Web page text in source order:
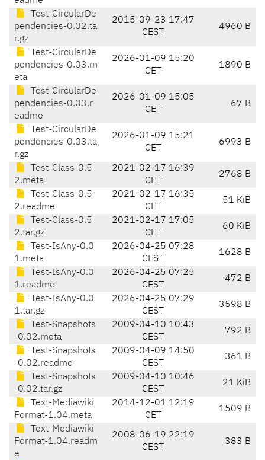
Test-CircularDe
pendencies-0.02.ta
r.gz
2015-09-23 17:47
CEST
4960 B
Test-CircularDe
pendencies-0.03.m
eta
2026-01-09 15:20
CET
1890 B
Test-CircularDe
pendencies-0.03.r
eadme
2026-01-09 15:05
CET
67 B
Test-CircularDe
pendencies-0.03.ta
r.gz
2026-01-09 15:21
CET
6993 B
Test-Class-0.5
2.meta
2021-02-17 16:39
CET
2768 B
Test-Class-0.5
2.readme
2021-02-17 16:35
CET
51 KiB
Test-Class-0.5
2.tar.gz
2021-02-17 17:05
CET
60 KiB
Test-IsAny-0.0
1.meta
2026-04-25 07:28
CEST
1628 B
Test-IsAny-0.0
1.readme
2026-04-25 07:25
CEST
472 B
Test-IsAny-0.0
1.tar.gz
2026-04-25 07:29
CEST
3598 B
Test-Snapshots
-0.02.meta
2009-04-10 10:43
CEST
792 B
Test-Snapshots
-0.02.readme
2009-04-09 14:50
CEST
361 B
Test-Snapshots
-0.02.tar.gz
2009-04-10 10:46
CEST
21 KiB
Text-Mediawiki
Format-1.04.meta
2014-12-01 12:19
CET
1509 B
Text-Mediawiki
Format-1.04.readm
e
2008-06-19 22:19
CEST
383 B